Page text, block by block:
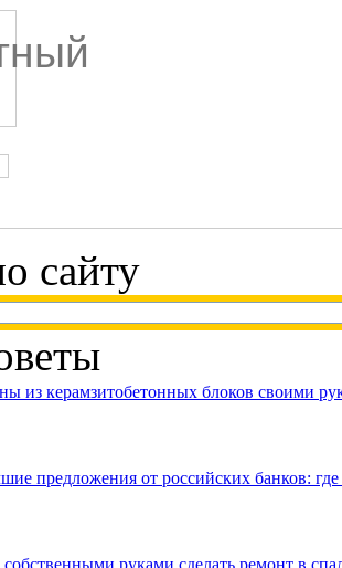
сайту
из керамзитобетонных блоков своими
предложения от российских банков:
руками сделать ремонт в